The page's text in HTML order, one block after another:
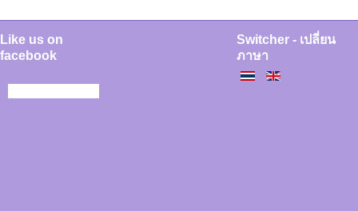
Like us on
facebook
Switcher - เปลี่ยน
ภาษา